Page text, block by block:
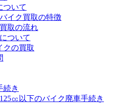
ついて
イク買取の特徴
取の流れ
ついて
クの買取
続き
㏄以下のバイク廃車手続き